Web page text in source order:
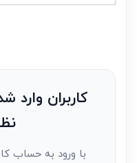
نظر
کاربران وارد
با ورود به حساب